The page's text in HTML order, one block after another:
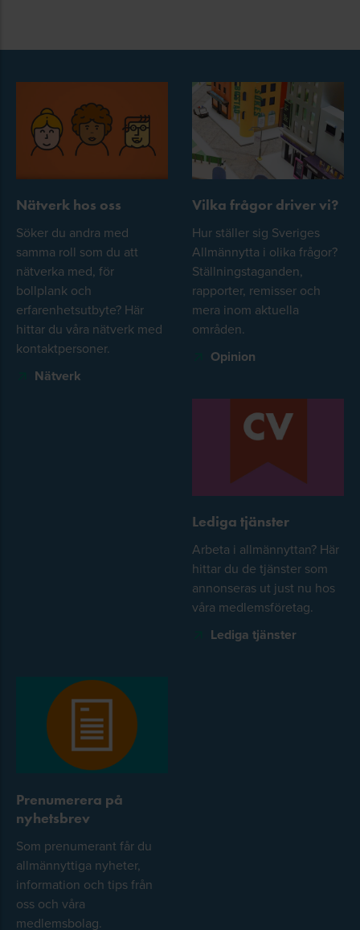
Nätverk hos oss
Söker du andra med
samma roll som du att
nätverka med, för
bollplank och
erfarenhetsutbyte? Här
hittar du våra nätverk med
kontaktpersoner.
Nätverk
Vilka frågor driver vi?
Hur ställer sig Sveriges
Allmännytta i olika frågor?
Ställningstaganden,
rapporter, remisser och
mera inom aktuella
områden.
Opinion
Lediga tjänster
Arbeta i allmännyttan? Här
hittar du de tjänster som
annonseras ut just nu hos
våra medlemsföretag.
Lediga tjänster
Prenumerera på
nyhetsbrev
Som prenumerant får du
allmännyttiga nyheter,
information och tips från
oss och våra
medlemsbolag.